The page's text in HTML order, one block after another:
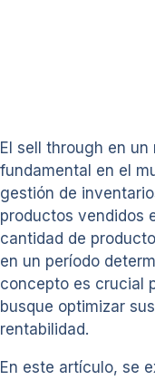
El sell through en
fundamental en el
gestión de
productos vendidos
cantidad de
en un período
concepto es crucial
busque optimizar
rentabilidad.
En este artículo, se